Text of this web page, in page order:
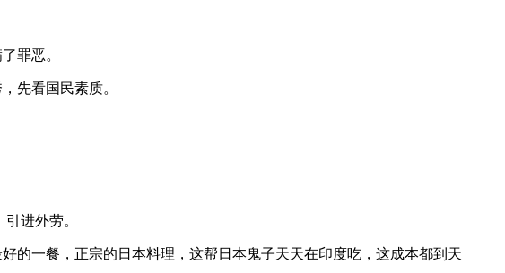
罪恶。
先看国民素质。
进外劳。
的一餐，正宗的日本料理，这帮日本鬼子天天在印度吃，这成本都到天